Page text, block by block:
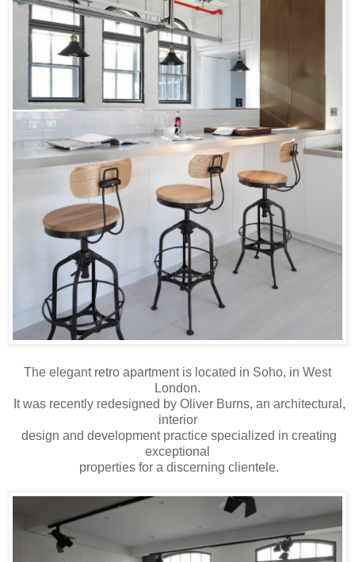
The elegant retro apartment is located in Soho, in West
London.
It was recently redesigned by Oliver Burns, an architectural,
interior
design and development practice specialized in creating
exceptional
properties for a discerning clientele.